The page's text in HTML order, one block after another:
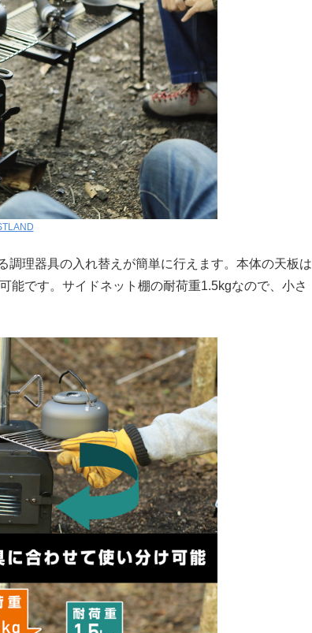
理器具の入れ替えが簡単に行えます。本体の天板は
能です。サイドネット棚の耐荷重1.5kgなので、小さ